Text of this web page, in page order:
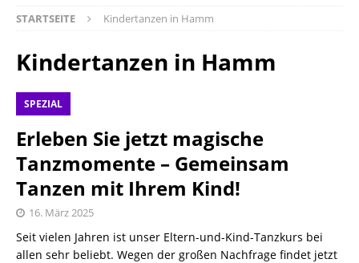
STARTSEITE Kindertanzen in Hamm
Kindertanzen in Hamm
SPEZIAL
Erleben Sie jetzt magische
Tanzmomente – Gemeinsam
Tanzen mit Ihrem Kind!
16. März 2025
Seit vielen Jahren ist unser Eltern-und-Kind-Tanzkurs bei
allen sehr beliebt. Wegen der großen Nachfrage findet jetzt